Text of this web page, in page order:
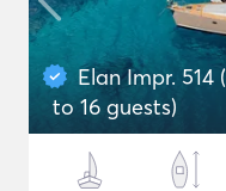
Elan Impr. 514
to 16 guests)